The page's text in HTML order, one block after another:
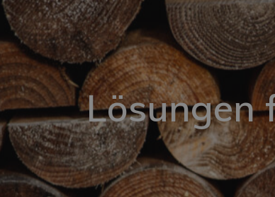
Zaunpfähle und Pfosten
Kalibrierte Holzpfähle
Holz für
Langholz und Stammholz
Pferde-Einzäunungen
Lösungen